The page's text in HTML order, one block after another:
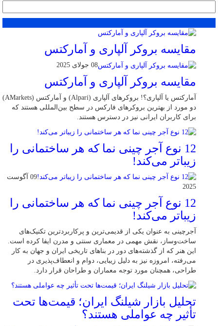
مقایسه بروکر آلپاری و آمارکتس
08 جولای 2025
مقایسه بروکر آلپاری و آمارکتس
آمارکتس یا آلپاری؟! بروکرهای آلپاری (Alpari) و آمارکتس (AMarkets)
دو مورد از بهترین بروکرهای فارکس در سطح بین‌المللی هستند که
برای کاربران ایرانی نیز در دسترس هستند.
12 نوع آجر چینی نما که هر ساختمانی را
زیباتر می‌کند!
09 آگوست
2025
12 نوع آجر چینی نما که هر ساختمانی را
زیباتر می‌کند!
آجرچینی به عنوان یکی از قدیمی‌ترین و پرکاربردترین تکنیک‌های
ساخت‌وساز، نقش مهمی در معماری سنتی و مدرن ایفا کرده است.
این هنر که از گذشته‌های دور در بناهای تاریخی ایران و جهان به کار
می‌رفته، امروزه نیز به دلیل زیبایی، دوام و انعطاف‌پذیری در
طراحی، همچنان مورد توجه معماران و طراحان قرار دارد.
تحلیل بازار شیلنگ ایران؛ قیمت‌ها تحت
تأثیر چه عواملی هستند؟